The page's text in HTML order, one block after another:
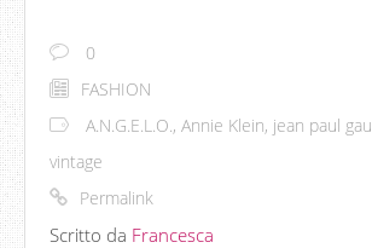
0
FASHION
A.N.G.E.L.O., Annie Klein, jean paul
vintage
Permalink
Scritto da Francesca